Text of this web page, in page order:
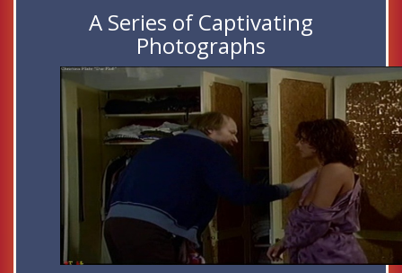
A Series of Captivating
Photographs